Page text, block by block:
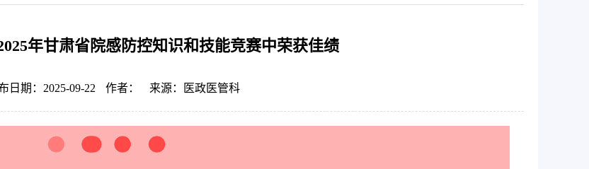
年甘肃省院感防控知识和技能竞赛中荣获佳绩
日期：2025-09-22 作者： 来源：医政医管科